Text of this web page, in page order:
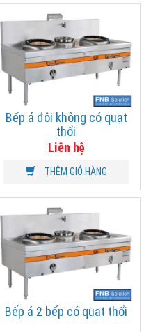
Bếp á đôi không có quạt
thổi
Liên hệ
THÊM GIỎ HÀNG
Bếp á 2 bếp có quạt thổi